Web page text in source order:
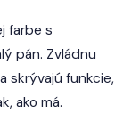
farbe s
pán. Zvládnu
skrývajú funkcie,
ako má.